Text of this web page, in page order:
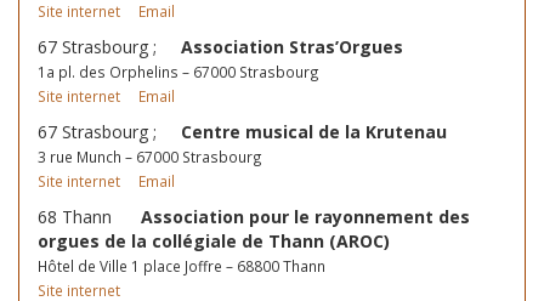
Site internet
Email
67 Strasbourg ; Association Stras’Orgues
1a pl. des Orphelins – 67000 Strasbourg
Site internet
Email
67 Strasbourg ; Centre musical de la Krutenau
3 rue Munch – 67000 Strasbourg
Site internet
Email
68 Thann
Association pour le rayonnement des
orgues de la collégiale de Thann (AROC)
Hôtel de Ville 1 place Joffre – 68800 Thann
Site internet